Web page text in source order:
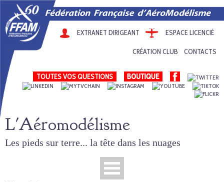
EXTRANET DIRIGEANT ESPACE LICENCIÉ
CRÉATION CLUB CONTACTS
TOUTES VOS QUESTIONS
L'Aéromodélisme
Les pieds sur terre... la tête dans les nuages